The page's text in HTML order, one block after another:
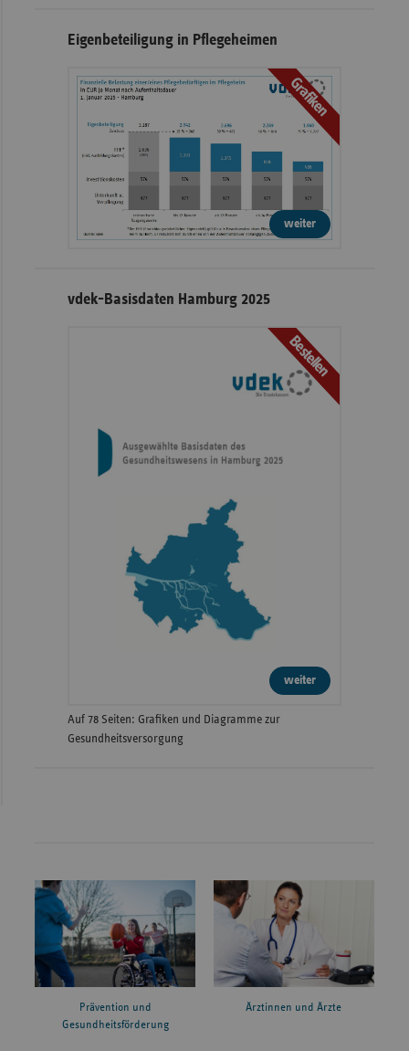
Eigenbeteiligung in Pflegeheimen
Grafiken
weiter
vdek-Basisdaten Hamburg 2025
Bestellen
weiter
Auf 78 Seiten: Grafiken und Diagramme zur
Gesundheitsversorgung
Prävention und
Gesundheitsförderung
Ärztinnen und Ärzte